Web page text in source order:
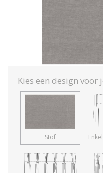
Kies een design
Stof